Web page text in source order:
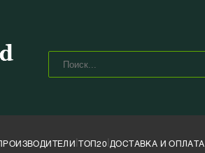
ПРОИЗВОДИТЕЛИ | ТОП20 |ДОСТАВКА И ОПЛАТА